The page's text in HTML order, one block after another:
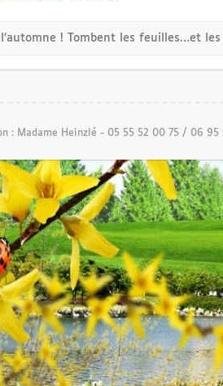
! Tombent les feuilles…et
: Madame Heinzlé - 05 55 52 00 75 / 06 95